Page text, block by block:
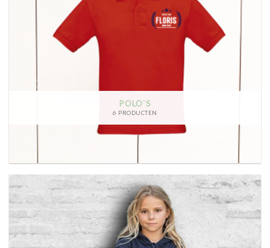
POLO`S
6 PRODUCTEN